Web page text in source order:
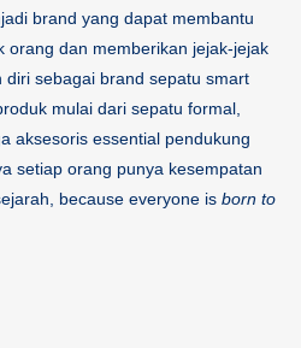
brand yang dapat membantu
orang dan memberikan jejak-jejak
sebagai brand sepatu smart
mulai dari sepatu formal,
aksesoris essential pendukung
setiap orang punya kesempatan
because everyone is born to